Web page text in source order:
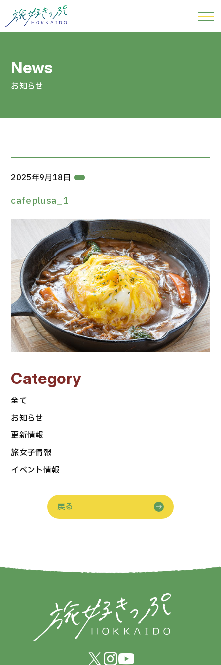
お知らせ
2025年9月18日
cafeplusa_1
Category
全て
お知らせ
更新情報
旅女子情報
イベント情報
戻る